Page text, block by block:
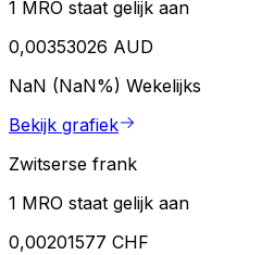
1 MRO staat gelijk aan
0,00353026 AUD
NaN (NaN%) Wekelijks
Bekijk grafiek
Zwitserse frank
1 MRO staat gelijk aan
0,00201577 CHF